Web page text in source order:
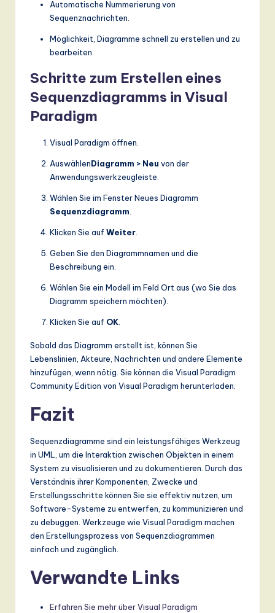
Automatische Nummerierung von
Sequenznachrichten.
Möglichkeit, Diagramme schnell zu erstellen und zu
bearbeiten.
Schritte zum Erstellen eines
Sequenzdiagramms in Visual
Paradigm
Visual Paradigm öffnen.
AuswählenDiagramm > Neu von der
Anwendungswerkzeugleiste.
Wählen Sie im Fenster Neues Diagramm
Sequenzdiagramm
Klicken Sie auf Weiter
Geben Sie den Diagrammnamen und die
Beschreibung ein.
Wählen Sie ein Modell im Feld Ort aus (wo Sie das
Diagramm speichern möchten).
Klicken Sie auf OK
Sobald das Diagramm erstellt ist, können Sie
Lebenslinien, Akteure, Nachrichten und andere Elemente
hinzufügen, wenn nötig. Sie können die Visual Paradigm
Community Edition von Visual Paradigm herunterladen.
Fazit
Sequenzdiagramme sind ein leistungsfähiges Werkzeug
in UML, um die Interaktion zwischen Objekten in einem
System zu visualisieren und zu dokumentieren. Durch das
Verständnis ihrer Komponenten, Zwecke und
Erstellungsschritte können Sie sie effektiv nutzen, um
Software-Systeme zu entwerfen, zu kommunizieren und
zu debuggen. Werkzeuge wie Visual Paradigm machen
den Erstellungsprozess von Sequenzdiagrammen
einfach und zugänglich.
Verwandte Links
Erfahren Sie mehr über Visual Paradigm